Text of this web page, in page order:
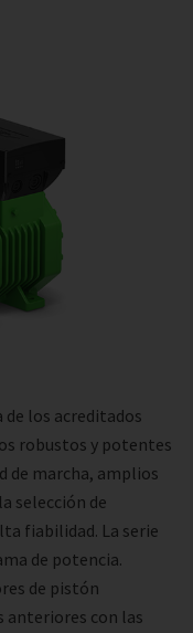
de los acreditados
robustos y potentes
de marcha, amplios
selección de
fiabilidad. La serie
de potencia.
de pistón
anteriores con las